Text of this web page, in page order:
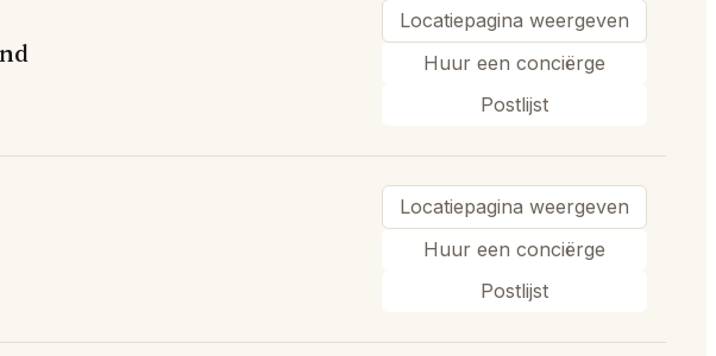
Locatiepagina weergeven
Huur een conciërge
Postlijst
Locatiepagina weergeven
Huur een conciërge
Postlijst